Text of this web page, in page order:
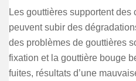
Les gouttières supportent
peuvent subir des
des problèmes de gouttières
fixation et la gouttière bouge
fuites, résultats d’une